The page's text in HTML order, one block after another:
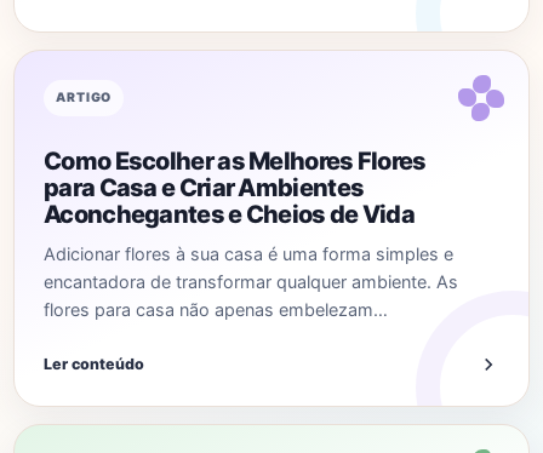
ARTIGO
Como Escolher as Melhores Flores
para Casa e Criar Ambientes
Aconchegantes e Cheios de Vida
Adicionar flores à sua casa é uma forma simples e
encantadora de transformar qualquer ambiente. As
flores para casa não apenas embelezam…
Ler conteúdo